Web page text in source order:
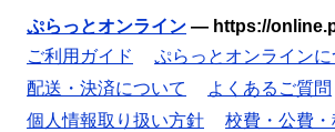
ぷらっとオンライン — https://
ご利用ガイド
ぷらっとオンラインに
配送・決済について
よくあるご質問
個人情報取り扱い方針
校費・公費